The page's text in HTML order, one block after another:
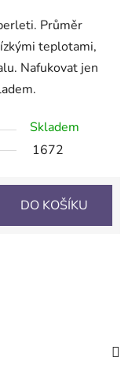
Průměr
teplotami,
Nafukovat jen
Skladem
1672
DO KOŠÍKU